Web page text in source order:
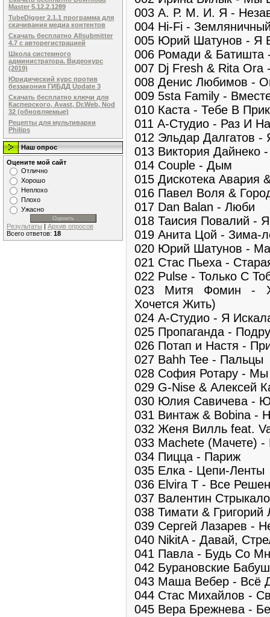
Master 5.12.2.1289
TubeDigger 2.1.1 программа для
скачивания медиа контентов
Скачать бесплатно Allsubmitter
4.7 с авторегистрацией
Школа системного
администратора. Видеокурс
(2019)
Юридический курс против
беззакония ГИБДД Update 3
Скачать бесплатно ключи для
Касперского, Avast, Dr.Web, Nod
32 (обновляемые)
Рецепты для мультиварки
Philips
Наш опрос
Оцените мой сайт
Отлично
Хорошо
Неплохо
Плохо
Ужасно
Результаты | Архив опросов
Всего ответов: 18
003 А. Р. М. И. Я -
004 Hi-Fi -
005 Юрий Шатунов - Я
006 Ромади &
007 Dj Fresh & Rita Ora
008 Денис Любимов -
009 5sta Family -
010 Каста - Тебе В
011 А-Студио - Раз И
012 Эльдар Далгатов
013 Виктория Дайнеко
014 Couple - Дым
015 Дискотека Авария
016 Павел Воля &
017 Dan Balan - Люби
018 Таисия Повалий -
019 Анита Цой - Зима-
020 Юрий Шатунов -
021 Стас Пьеха -
022 Pulse - Только С
023 Митя Фомин -
Хочется Жить)
024 А-Студио - Я
025 Пропаганда -
026 Потап и Настя -
027 Bahh Tee - Пальцы
028 София Ротару -
029 G-Nise & Алексей
030 Юлия Савичева -
031 Винтаж & Bobina -
032 Женя Вилль feat.
033 Machete (Мачете)
034 Пицца - Париж
035 Елка - Цепи-Ленты
036 Elvira T - Все
037 Валентин
038 Тимати &
039 Сергей Лазарев -
040 NikitA - Давай,
041 Павла - Будь Со
042 Бурановские
043 Маша Вебер - Всё
044 Стас Михайлов -
045 Вера Брежнева -